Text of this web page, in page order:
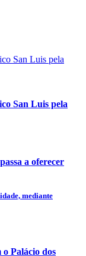
San Luis pela
a oferecer
mediante
Palácio dos